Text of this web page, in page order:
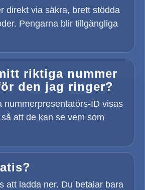
direkt via säkra, brett stödda
Pengarna blir tillgängliga
riktiga nummer
den jag ringer?
nummerpresentatörs-ID visas
att de kan se vem som
att ladda ner. Du betalar bara